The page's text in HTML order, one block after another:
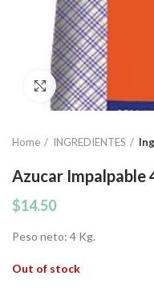
Click to enlarge
Home INGREDIENTES
Azucar Impalpable
$14.50
Peso neto: 4 Kg.
Out of stock